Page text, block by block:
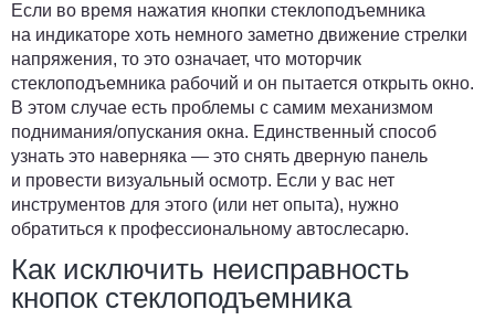
Если во время нажатия кнопки стеклоподъемника
на индикаторе хоть немного заметно движение стрелки
напряжения, то это означает, что моторчик
стеклоподъемника рабочий и он пытается открыть окно.
В этом случае есть проблемы с самим механизмом
поднимания/опускания окна. Единственный способ
узнать это наверняка — это снять дверную панель
и провести визуальный осмотр. Если у вас нет
инструментов для этого (или нет опыта), нужно
обратиться к профессиональному автослесарю.
Как исключить неисправность
кнопок стеклоподъемника